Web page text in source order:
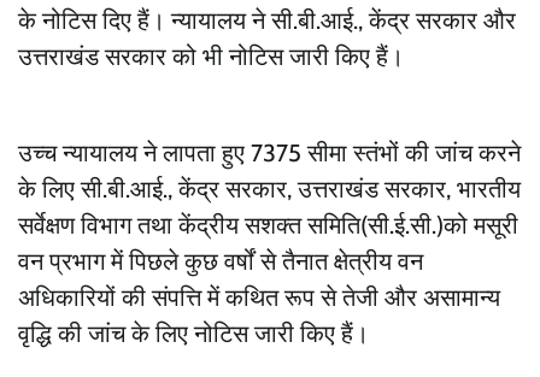
के नोटिस दिए हैं। न्यायालय ने सी.बी.आई., केंद्र सरकार और
उत्तराखंड सरकार को भी नोटिस जारी किए हैं।
उच्च न्यायालय ने लापता हुए 7375 सीमा स्तंभों की जांच करने
के लिए सी.बी.आई., केंद्र सरकार, उत्तराखंड सरकार, भारतीय
सर्वेक्षण विभाग तथा केंद्रीय सशक्त समिति(सी.ई.सी.)को मसूरी
वन प्रभाग में पिछले कुछ वर्षों से तैनात क्षेत्रीय वन
अधिकारियों की संपत्ति में कथित रूप से तेजी और असामान्य
वृद्धि की जांच के लिए नोटिस जारी किए हैं।